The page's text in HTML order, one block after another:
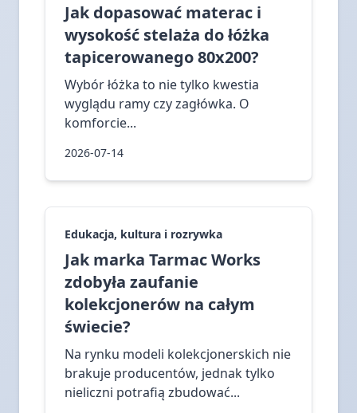
Jak dopasować materac i
wysokość stelaża do łóżka
tapicerowanego 80x200?
Wybór łóżka to nie tylko kwestia
wyglądu ramy czy zagłówka. O
komforcie...
2026-07-14
Edukacja, kultura i rozrywka
Jak marka Tarmac Works
zdobyła zaufanie
kolekcjonerów na całym
świecie?
Na rynku modeli kolekcjonerskich nie
brakuje producentów, jednak tylko
nieliczni potrafią zbudować...